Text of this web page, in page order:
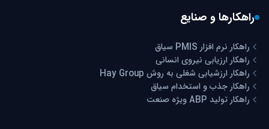
راهکارها و صنایع
راهکار نرم افزار PMIS سیاق
راهکار ارزیابی نیروی انسانی
راهکار ارزشیابی شغلی به روش Hay Group
راهکار جذب و استخدام سیاق
راهکار تولید ABP ویژه صنعت